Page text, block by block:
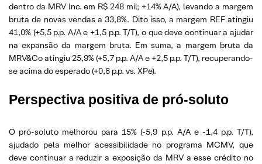
dentro da MRV Inc. em R$ 248 mil; +14% A/A), levando a margem
bruta de novas vendas a 33,8%. Dito isso, a margem REF atingiu
41,0% (+5,5 p.p. A/A e +1,5 p.p. T/T), o que deve continuar a ajudar
na expansão da margem bruta. Em suma, a margem bruta da
MRV&Co atingiu 25,9% (+5,7 p.p. A/A e +2,5 p.p. T/T), recuperando-
se acima do esperado (+0,8 p.p. vs. XPe).
Perspectiva positiva de pró-soluto
O pró-soluto melhorou para 15% (-5,9 p.p. A/A e -1,4 p.p. T/T),
ajudado pela melhor acessibilidade no programa MCMV, que
deve continuar a reduzir a exposição da MRV a esse crédito no